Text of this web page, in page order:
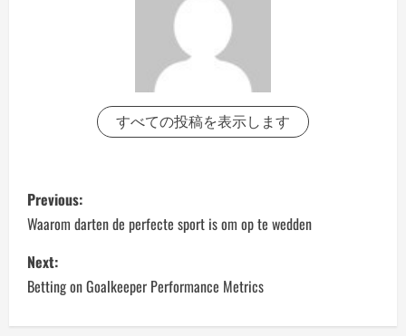
すべての投稿を表示します
P
o
s
t
Previous:
Waarom darten de perfecte sport is om op te wedden
Next:
Betting on Goalkeeper Performance Metrics